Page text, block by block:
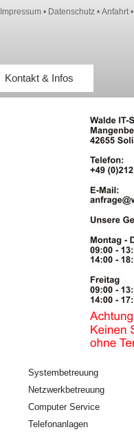
Impressum • Datenschutz • Anfahrt•
Kontakt & Infos
Systembetreuung
Netzwerkbetreuung
Computer Service
Telefonanlagen